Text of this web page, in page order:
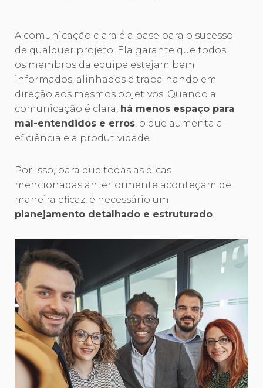
A comunicação clara é a base para o sucesso
de qualquer projeto. Ela garante que todos
os membros da equipe estejam bem
informados, alinhados e trabalhando em
direção aos mesmos objetivos. Quando a
comunicação é clara, há menos espaço para
mal-entendidos e erros, o que aumenta a
eficiência e a produtividade.
Por isso, para que todas as dicas
mencionadas anteriormente aconteçam de
maneira eficaz, é necessário um
planejamento detalhado e estruturado.